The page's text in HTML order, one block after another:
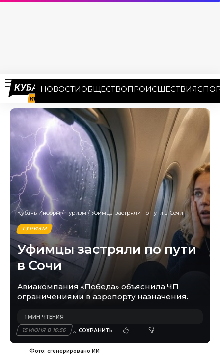
НОВОСТИОБЩЕСТВОПРОИСШЕСТВИЯ
Кубань Информ/Туризм /Уфимцы застряли по пути в Сочи
ТУРИЗМ
Уфимцы застряли по пути
в Сочи
Авиакомпания «Победа» объяснила ЧП
ограничениями в аэропорту назначения.
15 ИЮНЯ В 16:56
1 МИН ЧТЕНИЯ
Фото: сгенерировано ИИ